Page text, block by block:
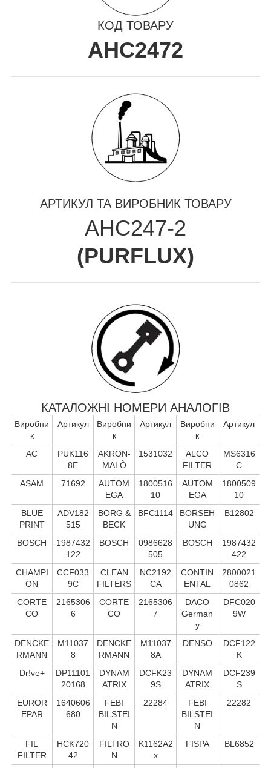
КОД ТОВАРУ
AHC2472
АРТИКУЛ ТА ВИРОБНИК ТОВАРУ
AHC247-2
(PURFLUX)
КАТАЛОЖНІ НОМЕРИ АНАЛОГІВ
Виробни
к
Артикул
Виробни
к
Артикул
Виробни
к
Артикул
AC
PUK116
8E
AKRON-
MALÒ
1531032
ALCO
FILTER
MS6316
C
ASAM
71692
AUTOM
EGA
1800516
10
AUTOM
EGA
1800509
10
BLUE
PRINT
ADV182
515
BORG &
BECK
BFC1114
BORSEH
UNG
B12802
BOSCH
1987432
122
BOSCH
0986628
505
BOSCH
1987432
422
CHAMPI
ON
CCF033
9C
CLEAN
FILTERS
NC2192
CA
CONTIN
ENTAL
2800021
0862
CORTE
CO
2165306
6
CORTE
CO
2165306
7
DACO
German
y
DFC020
9W
DENCKE
RMANN
M11037
8
DENCKE
RMANN
M11037
8A
DENSO
DCF122
K
Dr!ve+
DP11101
20168
DYNAM
ATRIX
DCFK23
9S
DYNAM
ATRIX
DCF239
S
EUROR
EPAR
1640606
680
FEBI
BILSTEI
N
22284
FEBI
BILSTEI
N
22282
FIL
FILTER
HCK720
42
FILTRO
N
K1162A2
x
FISPA BL6852